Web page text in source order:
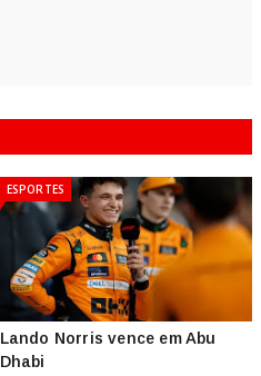
ESPORTES
Lando Norris vence em Abu
Dhabi